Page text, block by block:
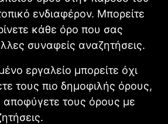
ενδιαφέρον. Μπορείτε
κάθε όρο που σας
συναφείς αναζητήσεις.
εργαλείο μπορείτε όχι
τους πιο δημοφιλής όρους,
αποφύγετε τους όρους με